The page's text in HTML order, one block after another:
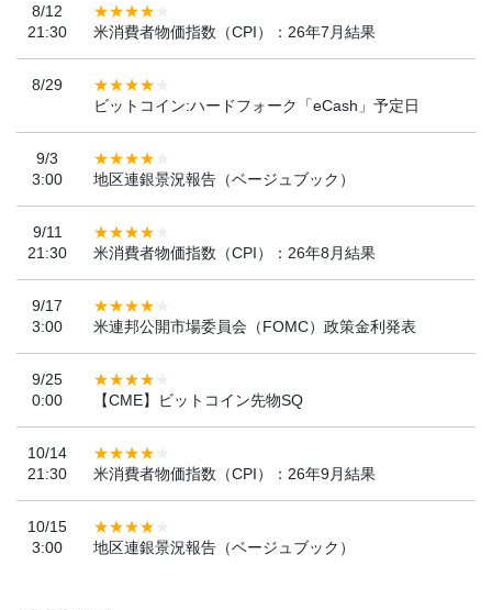
8/12
21:30
米消費者物価指数（CPI）：26年7月結果
8/29
ビットコイン:ハードフォーク「eCash」予定日
9/3
3:00
地区連銀景況報告（ベージュブック）
9/11
21:30
米消費者物価指数（CPI）：26年8月結果
9/17
3:00
米連邦公開市場委員会（FOMC）政策金利発表
9/25
0:00
【CME】ビットコイン先物SQ
10/14
21:30
米消費者物価指数（CPI）：26年9月結果
10/15
3:00
地区連銀景況報告（ベージュブック）